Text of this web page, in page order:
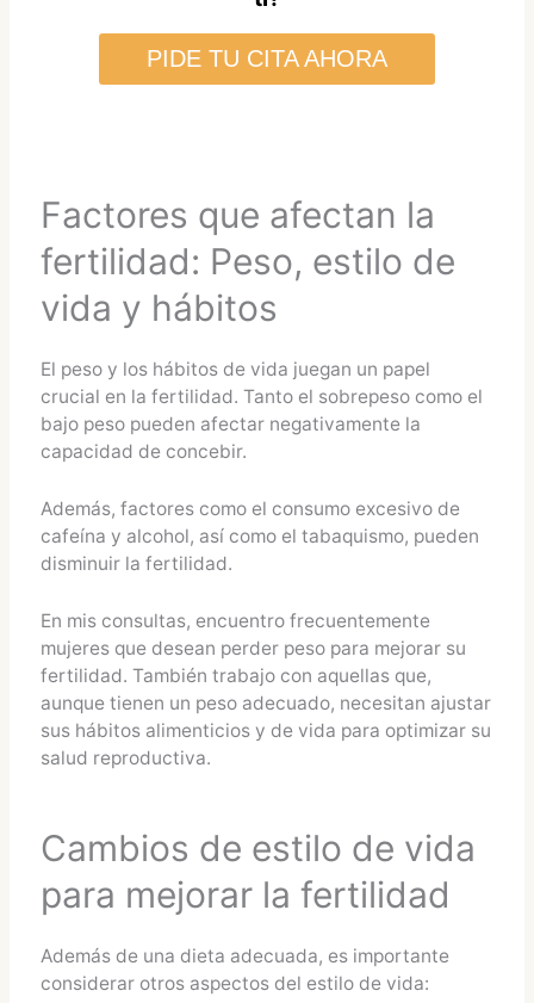
PIDE TU CITA AHORA
Factores que afectan la
fertilidad: Peso, estilo de
vida y hábitos
El peso y los hábitos de vida juegan un papel
crucial en la fertilidad. Tanto el sobrepeso como el
bajo peso pueden afectar negativamente la
capacidad de concebir.
Además, factores como el consumo excesivo de
cafeína y alcohol, así como el tabaquismo, pueden
disminuir la fertilidad.
En mis consultas, encuentro frecuentemente
mujeres que desean perder peso para mejorar su
fertilidad. También trabajo con aquellas que,
aunque tienen un peso adecuado, necesitan ajustar
sus hábitos alimenticios y de vida para optimizar su
salud reproductiva.
Cambios de estilo de vida
para mejorar la fertilidad
Además de una dieta adecuada, es importante
considerar otros aspectos del estilo de vida: